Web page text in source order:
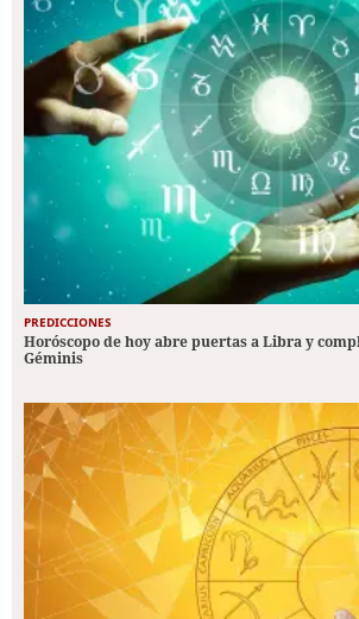
PREDICCIONES
Horóscopo de hoy abre puertas a Libra y
Géminis